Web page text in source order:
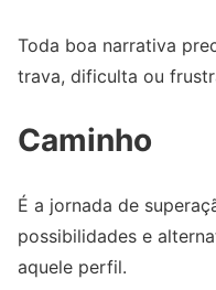
Toda boa narrativa
trava, dificulta ou
Caminho
É a jornada de
possibilidades e
aquele perfil.